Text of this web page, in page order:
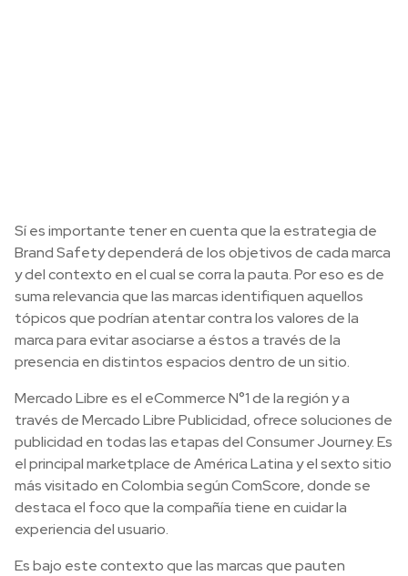
Sí es importante tener en cuenta que la estrategia de
Brand Safety dependerá de los objetivos de cada marca
y del contexto en el cual se corra la pauta. Por eso es de
suma relevancia que las marcas identifiquen aquellos
tópicos que podrían atentar contra los valores de la
marca para evitar asociarse a éstos a través de la
presencia en distintos espacios dentro de un sitio.
Mercado Libre es el eCommerce N°1 de la región y a
través de Mercado Libre Publicidad, ofrece soluciones de
publicidad en todas las etapas del Consumer Journey. Es
el principal marketplace de América Latina y el sexto sitio
más visitado en Colombia según ComScore, donde se
destaca el foco que la compañía tiene en cuidar la
experiencia del usuario.
Es bajo este contexto que las marcas que pauten